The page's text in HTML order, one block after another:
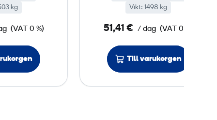
kg
(VAT 0 %)
e
p
l
a
t
Vikt: 1498 kg
51,41 € / dag (VAT 0 %)
Till varukorgen